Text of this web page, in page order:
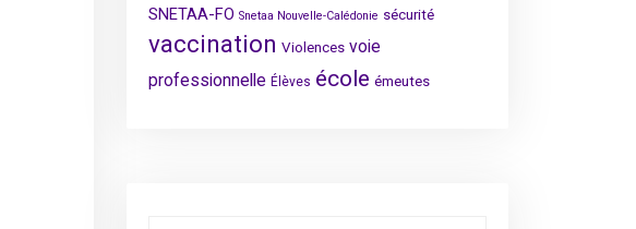
SNETAA-FO Snetaa Nouvelle-Calédonie sécurité
vaccination Violences voie
professionnelle Élèves école émeutes